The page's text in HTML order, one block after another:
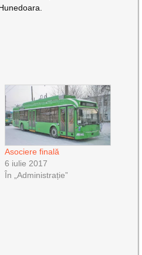
Asociere finală
6 iulie 2017
În „Administrație”